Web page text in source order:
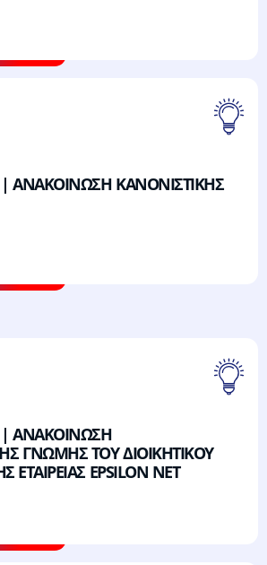
| ΑΝΑΚΟΙΝΩΣΗ ΚΑΝΟΝΙΣΤΙΚΗΣ
| ΑΝΑΚΟΙΝΩΣΗ
ΓΝΩΜΗΣ ΤΟΥ ΔΙΟΙΚΗΤΙΚΟΥ
EPSILON NET